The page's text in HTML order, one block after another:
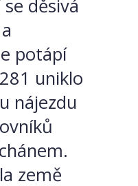
děsivá
potápí
uniklo
nájezdu
země